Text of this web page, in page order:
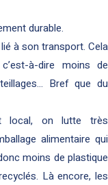
durable.
à son transport. Cela
à-dire moins de
Bref que du
local, on lutte très
alimentaire qui
moins de plastique
Là encore, les